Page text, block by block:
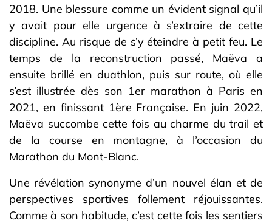
2018. Une blessure comme un évident signal qu’il
y avait pour elle urgence à s’extraire de cette
discipline. Au risque de s’y éteindre à petit feu. Le
temps de la reconstruction passé, Maëva a
ensuite brillé en duathlon, puis sur route, où elle
s’est illustrée dès son 1er marathon à Paris en
2021, en finissant 1ère Française. En juin 2022,
Maëva succombe cette fois au charme du trail et
de la course en montagne, à l’occasion du
Marathon du Mont-Blanc.
Une révélation synonyme d’un nouvel élan et de
perspectives sportives follement réjouissantes.
Comme à son habitude, c’est cette fois les sentiers